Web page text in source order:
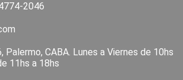
2046
Palermo, CABA. Lunes a Viernes de 10hs
11hs a 18hs